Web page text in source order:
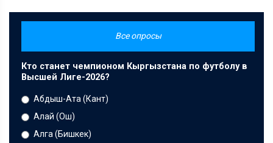
Все опросы
Кто станет чемпионом Кыргызстана по футболу в
Высшей Лиге-2026?
Абдыш-Ата (Кант)
Алай (Ош)
Алга (Бишкек)